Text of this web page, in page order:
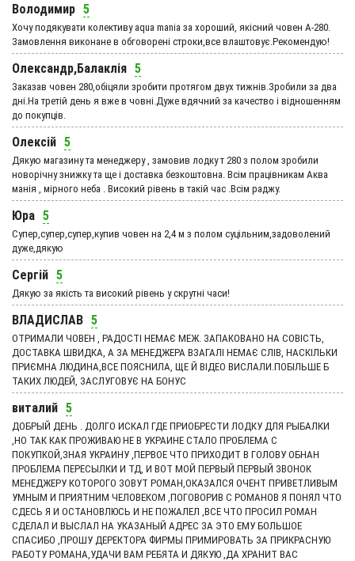
Володимир 5
Хочу подякувати колективу aqua mania за хороший, якісний човен А-280.
Замовлення виконане в обговорені строки,все влаштовує.Рекомендую!
Олександр,Балаклія 5
Заказав човен 280,обіцяли зробити протягом двух тижнів.Зробили за два
дні.На третій день я вже в човні.Дуже вдячний за качество і відношенням
до покупців.
Олексій 5
Дякую магазину та менеджеру , замовив лодку т 280 з полом зробили
новорічну знижку та ще і доставка безкоштовна. Всім працівникам Аква
манія , мірного неба . Високий рівень в такій час .Всім раджу.
Юра 5
Супер,супер,супер,купив човен на 2,4 м з полом суцільним,задоволений
дуже,дякую
Сергій 5
Дякую за якість та високий рівень у скрутні часи!
ВЛАДИСЛАВ 5
ОТРИМАЛИ ЧОВЕН , РАДОСТІ НЕМАЄ МЕЖ. ЗАПАКОВАНО НА СОВІСТЬ,
ДОСТАВКА ШВИДКА, А ЗА МЕНЕДЖЕРА ВЗАГАЛІ НЕМАЄ СЛІВ, НАСКІЛЬКИ
ПРИЄМНА ЛЮДИНА,ВСЕ ПОЯСНИЛА, ЩЕ Й ВІДЕО ВИСЛАЛИ.ПОБІЛЬШЕ Б
ТАКИХ ЛЮДЕЙ, ЗАСЛУГОВУЄ НА БОНУС
виталий 5
ДОБРЫЙ ДЕНЬ . ДОЛГО ИСКАЛ ГДЕ ПРИОБРЕСТИ ЛОДКУ ДЛЯ РЫБАЛКИ
,НО ТАК КАК ПРОЖИВАЮ НЕ В УКРАИНЕ СТАЛО ПРОБЛЕМА С
ПОКУПКОЙ,ЗНАЯ УКРАИНУ ,ПЕРВОЕ ЧТО ПРИХОДИТ В ГОЛОВУ ОБНАН
ПРОБЛЕМА ПЕРЕСЫЛКИ И ТД, И ВОТ МОЙ ПЕРВЫЙ ПЕРВЫЙ ЗВОНОК
МЕНЕДЖЕРУ КОТОРОГО ЗОВУТ РОМАН,ОКАЗАЛСЯ ОЧЕНТ ПРИВЕТЛИВЫМ
УМНЫМ И ПРИЯТНИМ ЧЕЛОВЕКОМ ,ПОГОВОРИВ С РОМАНОВ Я ПОНЯЛ ЧТО
СДЕСЬ Я И ОСТАНОВЛЮСЬ И НЕ ПОЖАЛЕЛ ,ВСЕ ЧТО ПРОСИЛ РОМАН
СДЕЛАЛ И ВЫСЛАЛ НА УКАЗАНЫЙ АДРЕС ЗА ЭТО ЕМУ БОЛЬШОЕ
СПАСИБО ,ПРОШУ ДЕРЕКТОРА ФИРМЫ ПРИМИРОВАТЬ ЗА ПРИКРАСНУЮ
РАБОТУ РОМАНА,УДАЧИ ВАМ РЕБЯТА И ДЯКУЮ ,ДА ХРАНИТ ВАС